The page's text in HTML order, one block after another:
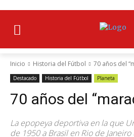
Inicio Historia del Fútbol 70 años del
Destacado Historia del Fútbol Planeta
70 años del
La epopeya deportiva en la que
de 1950 a Brasil en Rio de